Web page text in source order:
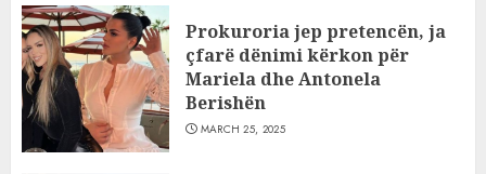
Prokuroria jep pretencën, ja
çfarë dënimi kërkon për
Mariela dhe Antonela
Berishën
MARCH 25, 2025